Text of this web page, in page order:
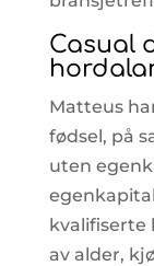
Casual
Matteus
fødsel, på
uten
kvalifiserte
av alder,